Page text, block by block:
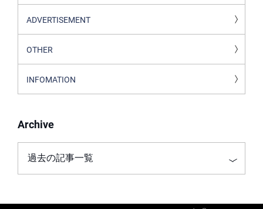
ADVERTISEMENT
OTHER
INFOMATION
Archive